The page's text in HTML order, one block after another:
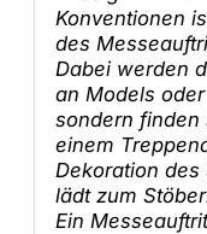
Konventionen
des
Dabei werden
an Models
sondern finden
einem
Dekoration
lädt zum
Ein